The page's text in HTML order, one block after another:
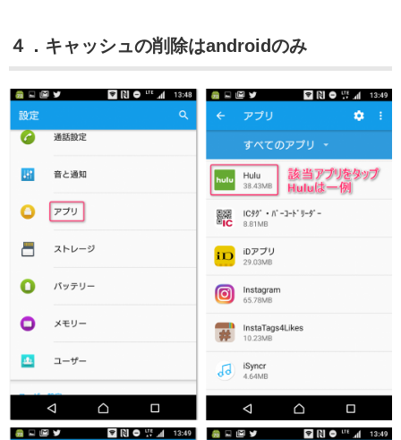
４．キャッシュの削除はandroidのみ